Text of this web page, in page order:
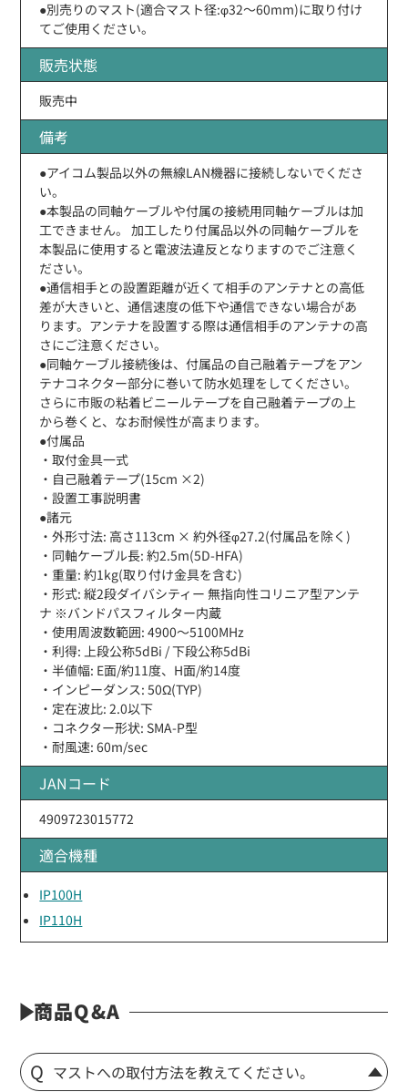
●別売りのマスト(適合マスト径:φ32〜60mm)に取り付け
てご使用ください。
販売状態
販売中
備考
●アイコム製品以外の無線LAN機器に接続しないでくださ
い。
●本製品の同軸ケーブルや付属の接続用同軸ケーブルは加
工できません。 加工したり付属品以外の同軸ケーブルを
本製品に使用すると電波法違反となりますのでご注意く
ださい。
●通信相手との設置距離が近くて相手のアンテナとの高低
差が大きいと、通信速度の低下や通信できない場合があ
ります。アンテナを設置する際は通信相手のアンテナの高
さにご注意ください。
●同軸ケーブル接続後は、付属品の自己融着テープをアン
テナコネクター部分に巻いて防水処理をしてください。
さらに市販の粘着ビニールテープを自己融着テープの上
から巻くと、なお耐候性が高まります。
●付属品
・取付金具一式
・自己融着テープ(15cm ×2)
・設置工事説明書
●諸元
・外形寸法: 高さ113cm × 約外径φ27.2(付属品を除く)
・同軸ケーブル長: 約2.5m(5D-HFA)
・重量: 約1kg(取り付け金具を含む)
・形式: 縦2段ダイバシティー 無指向性コリニア型アンテ
ナ ※バンドパスフィルター内蔵
・使用周波数範囲: 4900〜5100MHz
・利得: 上段公称5dBi / 下段公称5dBi
・半値幅: E面/約11度、H面/約14度
・インピーダンス: 50Ω(TYP)
・定在波比: 2.0以下
・コネクター形状: SMA-P型
・耐風速: 60m/sec
JANコード
4909723015772
適合機種
IP100H
IP110H
商品Q&A
マストへの取付方法を教えてください。